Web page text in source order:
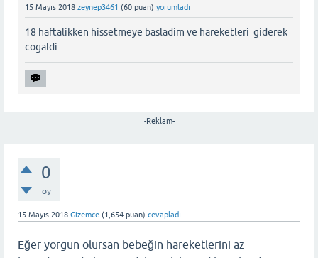
15 Mayıs 2018 zeynep3461 (60 puan) yorumladı
18 haftalikken hissetmeye basladim ve hareketleri giderek
cogaldi.
-Reklam-
0
oy
15 Mayıs 2018 Gizemce (1,654 puan) cevapladı
Eğer yorgun olursan bebeğin hareketlerini az